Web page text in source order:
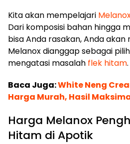
Kita akan mempelajari
Dari komposisi bahan hingga
bisa Anda rasakan, Anda
Melanox dianggap sebagai
mengatasi masalah flek hitam.
Baca Juga:White Neng
Harga Murah, Hasil
Harga Melanox
Hitam di Apotik